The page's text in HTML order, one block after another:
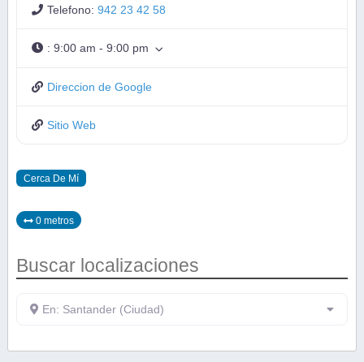
Telefono:942 23 42 58
:9:00 am - 9:00 pm
Direccion de Google
Sitio Web
Cerca De Mí
0 metros
Buscar localizaciones
En: Santander (Ciudad)